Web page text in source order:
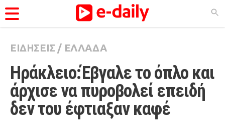
ΚΑΤΗΓΟΡΊΕΣ
Ειδήσεις
Θέματα
Videos
ΕΙΔΗΣΕΙΣ / ΕΛΛΑΔΑ
Ηράκλειο:Έβγαλε το όπλο και
άρχισε να πυροβολεί επειδή
δεν του έφτιαξαν καφέ